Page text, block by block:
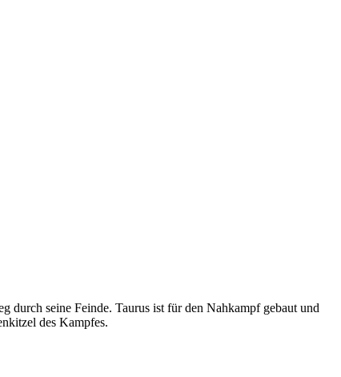
durch seine Feinde. Taurus ist für den Nahkampf gebaut und
des Kampfes.